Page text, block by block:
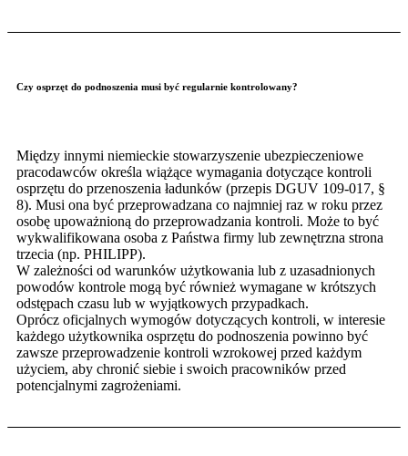
Czy osprzęt do podnoszenia musi być regularnie kontrolowany?
Między innymi niemieckie stowarzyszenie ubezpieczeniowe
pracodawców określa wiążące wymagania dotyczące kontroli
osprzętu do przenoszenia ładunków (przepis DGUV 109-017, §
8). Musi ona być przeprowadzana co najmniej raz w roku przez
osobę upoważnioną do przeprowadzania kontroli. Może to być
wykwalifikowana osoba z Państwa firmy lub zewnętrzna strona
trzecia (np. PHILIPP).
W zależności od warunków użytkowania lub z uzasadnionych
powodów kontrole mogą być również wymagane w krótszych
odstępach czasu lub w wyjątkowych przypadkach.
Oprócz oficjalnych wymogów dotyczących kontroli, w interesie
każdego użytkownika osprzętu do podnoszenia powinno być
zawsze przeprowadzenie kontroli wzrokowej przed każdym
użyciem, aby chronić siebie i swoich pracowników przed
potencjalnymi zagrożeniami.